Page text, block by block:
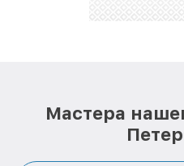
стараемся каждый день
Мастера